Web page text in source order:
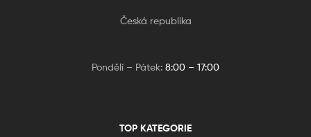
Česká republika
Pondělí – Pátek: 8:00 – 17:00
TOP KATEGORIE